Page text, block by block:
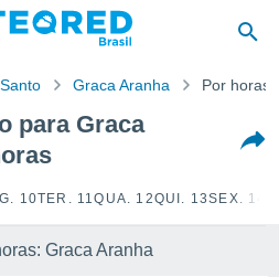
Graca Aranha Por horas
para Graca
10TER. 11QUA. 12QUI. 13SEX. 14
Graca Aranha